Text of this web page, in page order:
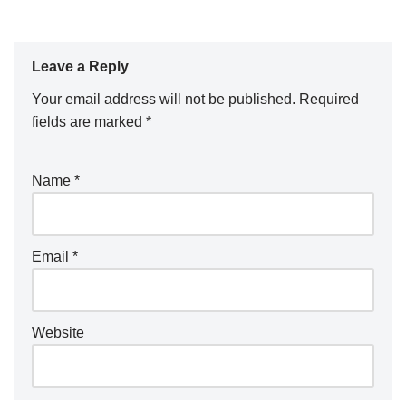
Leave a Reply
Your email address will not be published. Required
fields are marked *
Name *
Email *
Website